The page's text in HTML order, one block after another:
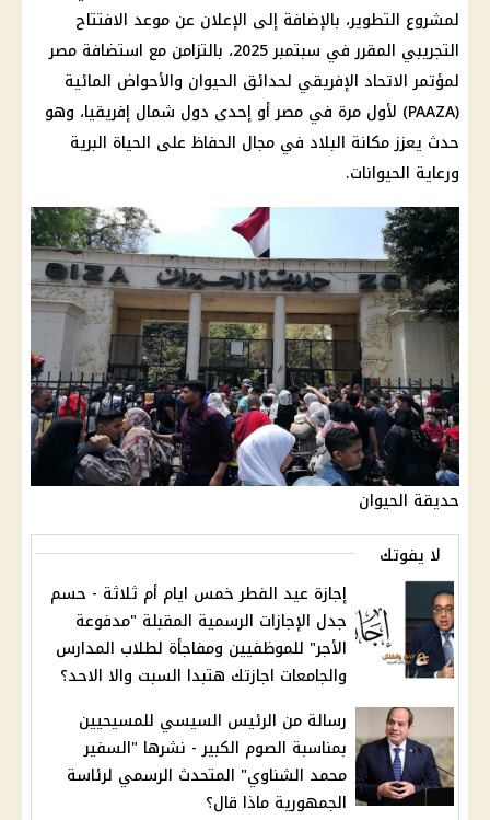
لمشروع التطوير، بالإضافة إلى الإعلان عن موعد الافتتاح
التجريبي المقرر في سبتمبر 2025، بالتزامن مع استضافة مصر
لمؤتمر الاتحاد الإفريقي لحدائق الحيوان والأحواض المائية
(PAAZA) لأول مرة في مصر أو إحدى دول شمال إفريقيا، وهو
حدث يعزز مكانة البلاد في مجال الحفاظ على الحياة البرية
ورعاية الحيوانات.
حديقة الحيوان
لا يفوتك
إجازة عيد الفطر خمس ايام أم ثلاثة - حسم
جدل الإجازات الرسمية المقبلة "مدفوعة
الأجر" للموظفيين ومفاجأة لطلاب المدارس
والجامعات اجازتك هتبدا السبت والا الاحد؟
رسالة من الرئيس السيسي للمسيحيين
بمناسبة الصوم الكبير - نشرها "السفير
محمد الشناوي" المتحدث الرسمي لرئاسة
الجمهورية ماذا قال؟